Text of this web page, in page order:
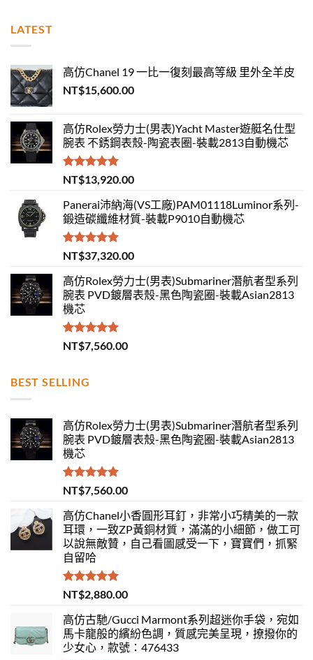
LATEST
高仿Chanel 19 一比一復刻最高等級 里外全羊皮
NT$15,600.00
高仿Rolex勞力士(男表)Yacht Master遊艇名仕型
腕表 不銹鋼表殼-陶瓷表圈-裝載2813自動機芯
評分5.00
滿分 5
NT$13,920.00
Panerai沛納海(VS工廠)PAM01118Luminor系列-
鍛造碳纖維材質-裝載P9010自動機芯
評分5.00
滿分 5
NT$37,320.00
高仿Rolex勞力士(男表)Submariner潛航者型系列
腕表 PVD鍍層表殼-黑色陶瓷圈-裝載Asian2813
機芯
評分 5.00
滿分 5
NT$7,560.00
BEST SELLING
高仿Rolex勞力士(男表)Submariner潛航者型系列
腕表 PVD鍍層表殼-黑色陶瓷圈-裝載Asian2813
機芯
評分 5.00
滿分 5
NT$7,560.00
高仿Chanel小香圓形耳釘，非常小巧精美的一款
耳環，一致ZP黃銅材質，滿滿的小細節，做工可
以說無敵贊，自己看圖感受一下，寶寶們，抓緊
自留哈
評分 5.00
滿分 5
NT$2,880.00
高仿古馳/Gucci Marmont系列超迷你手袋，宛如
馬卡龍般的繽紛色調，質感完美呈現，撩撥你的
少女心，款號：476433